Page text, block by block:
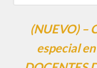
(NUEVO) –
especial